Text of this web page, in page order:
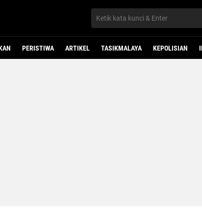
PERISTIWA ARTIKEL TASIKMALAYA KEPOLISIAN